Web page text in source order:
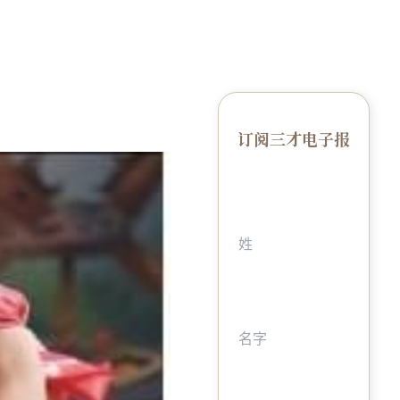
订阅三才电子报